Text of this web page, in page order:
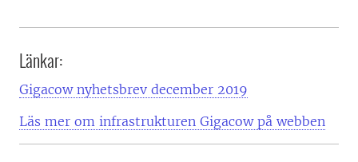
Länkar:
Gigacow nyhetsbrev december 2019
Läs mer om infrastrukturen Gigacow på webben